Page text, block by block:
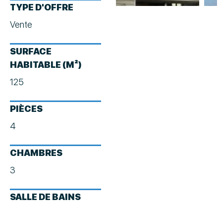
TYPE D'OFFRE
Vente
SURFACE
HABITABLE (M²)
125
PIÈCES
4
CHAMBRES
3
SALLE DE BAINS